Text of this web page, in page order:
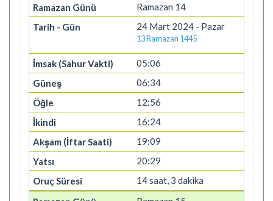
Ramazan 14
24 Mart 2024 - Pazar
13 Ramazan 1445
05:06
06:34
12:56
16:24
19:09
20:29
14 saat, 3 dakika